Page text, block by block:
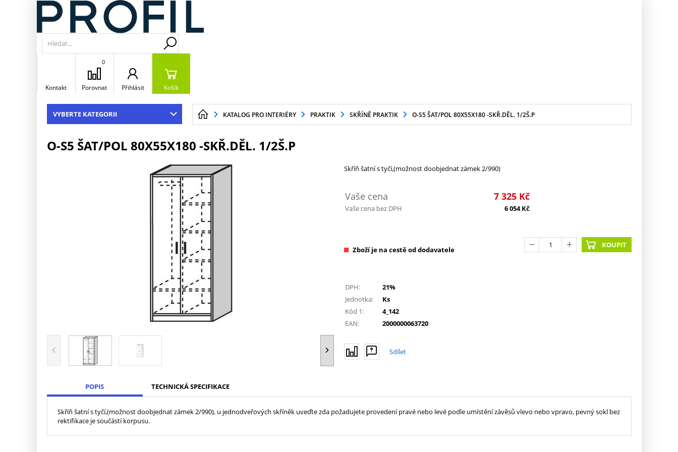
Kontakt
0
Porovnat Přihlásit Košík
VYBERTE KATEGORII KATALOG PRO INTERIÉRY PRAKTIK SKŘÍNĚ PRAKTIK O-S5 ŠAT/POL 80X55X180 -SKŘ.DĚL. 1/2Š.P
O-S5 ŠAT/POL 80X55X180 -SKŘ.DĚL. 1/2Š.P
Skříň šatní s tyčí,(možnost doobjednat zámek 2/990)
Vaše cena 7 325 Kč
Vaše cena bez DPH 6 054Kč
Zboží je na cestě od dodavatele
KOUPIT
DPH:
21%
Jednotka:
Ks
Kód 1:
4_142
EAN:
2000000063720
Sdílet
POPIS TECHNICKÁ SPECIFIKACE
Skříň šatní s tyčí,(možnost doobjednat zámek 2/990), u jednodveřových skříněk uveďte zda požadujete provedení pravé nebo levé podle umístění závěsů vlevo nebo vpravo, pevný sokl bez
rektifikace je součástí korpusu.